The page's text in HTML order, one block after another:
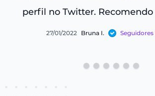
perfil no Twitter. Recomendo
27/01/2022 Bruna I.